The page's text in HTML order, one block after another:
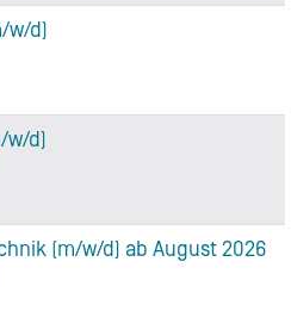
w/d)
w/d)
(m/w/d) ab August 2026